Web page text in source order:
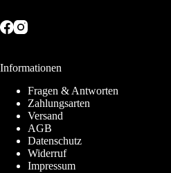
Informationen
Fragen & Antworten
Zahlungsarten
Versand
AGB
Datenschutz
Widerruf
Impressum